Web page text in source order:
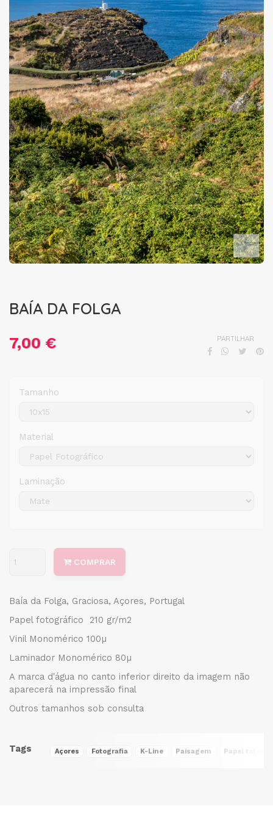
BAÍA DA FOLGA
7,00 € PARTILHAR
Tamanho
Material
Laminação
COMPRAR
Baía da Folga, Graciosa, Açores, Portugal
Papel fotográfico 210 gr/m2
Vinil Monomérico 100µ
Laminador Monomérico 80µ
A marca d'água no canto inferior direito da imagem não
aparecerá na impressão final
Outros tamanhos sob consulta
Tags Açores Fotografia K-Line Paisagem Papel